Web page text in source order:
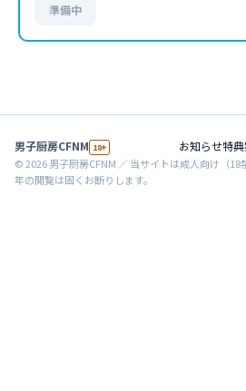
準備中
男子厨房CFNM 18+ お知らせ特
©2026男子厨房CFNM ／ 当サイトは成人向け（
年の閲覧は固くお断りします。